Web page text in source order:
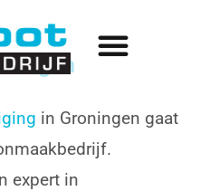
in Groningen gaat
expert in